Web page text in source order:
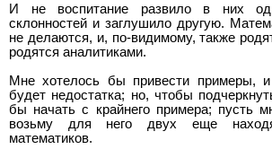
И не воспитание развило в них
склонностей и заглушило другую.
не делаются, и, по-видимому, также
родятся аналитиками.
Мне хотелось бы привести примеры,
будет недостатка; но, чтобы
бы начать с крайнего примера; пусть
возьму для него двух еще
математиков.